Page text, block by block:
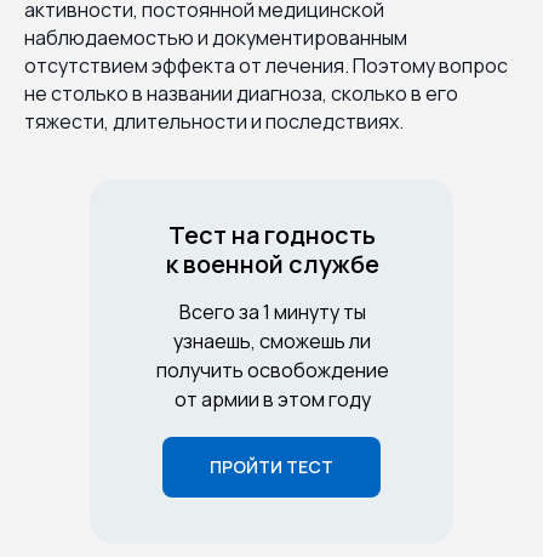
активности, постоянной медицинской
наблюдаемостью и документированным
отсутствием эффекта от лечения. Поэтому вопрос
не столько в названии диагноза, сколько в его
тяжести, длительности и последствиях.
ПРОЙТИ ТЕСТ
Тест на годность
к военной службе
Всего за 1 минуту ты
узнаешь, сможешь ли
получить освобождение
от армии в этом году